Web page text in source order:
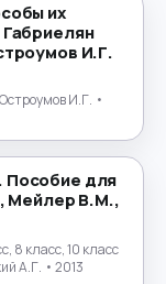
→
→
→
их
И.Г.
И.Г. •
Пособие для
Мейлер В.М.,
8 класс, 10 класс
А.Г. • 2013